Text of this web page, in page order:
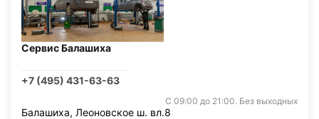
Сервис Балашиха
+7 (495) 431-63-63
С 09:00 до 21:00. Без выходных
Балашиха, Леоновское ш. вл.8